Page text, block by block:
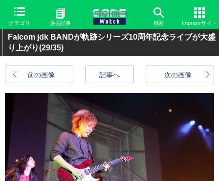
カテゴリ 過去記事 検索 Impressサイト
Falcom jdk BANDが軌跡シリーズ10周年記念ライブが大盛
り上がり(29/35)
前の画像 次の画像
記事へ